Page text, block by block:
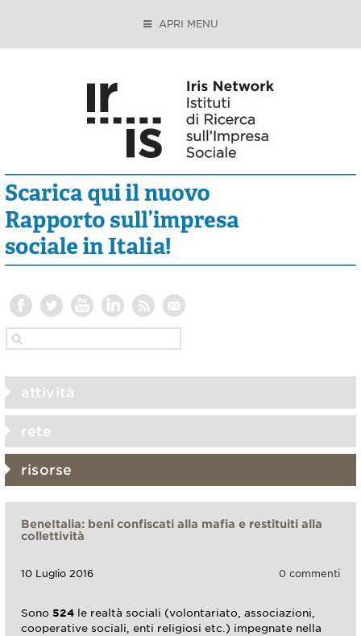
APRI MENU
attività
rete
risorse
BeneItalia: beni confiscati alla mafia e restituiti alla
collettività
0 commenti
10 Luglio 2016
Sono 524 le realtà sociali (volontariato, associazioni,
cooperative sociali, enti religiosi etc.) impegnate nella